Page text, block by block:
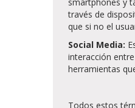
través de
que si no el
Social Media:
interacción
herramientas
Todos estos